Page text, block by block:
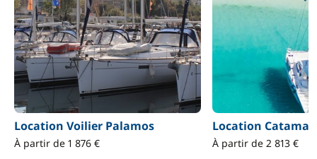
Location Voilier Palamos
À partir de 1 876 €
Location
À partir de 2 813 €